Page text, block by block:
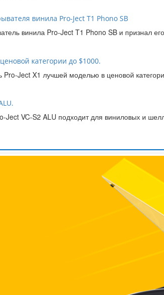
винила Pro-Ject T1 Phono SB
винила Pro-Ject T1 Phono SB и признал
категории до $1000.
Pro-Ject X1 лучшей моделью в ценовой
Ject VC-S2 ALU подходит для виниловых и